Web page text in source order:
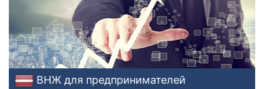
ВНЖ для предпринимателей